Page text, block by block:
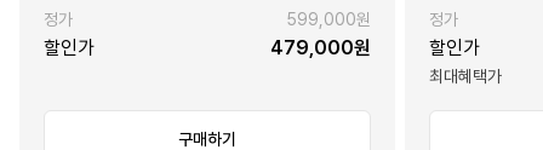
정가 599,000원
할인가 479,000원
구매하기
정가
할인가
최대혜택가